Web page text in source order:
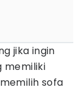
jika ingin
memiliki
sofa